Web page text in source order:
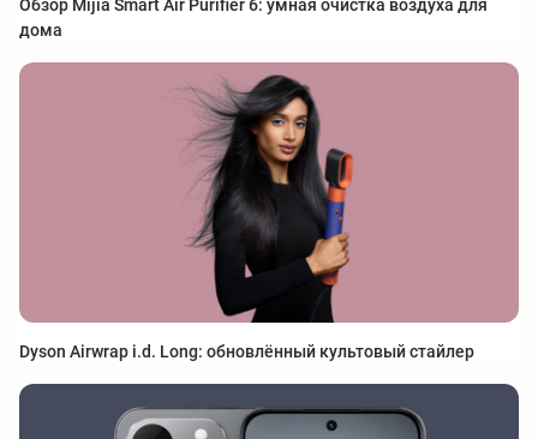
Обзор Mijia Smart Air Purifier 6: умная очистка воздуха для
дома
Dyson Airwrap i.d. Long: обновлённый культовый стайлер